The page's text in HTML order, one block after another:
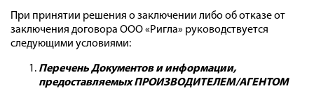
При принятии решения о заключении либо об отказе от
заключения договора ООО «Ригла» руководствуется
следующими условиями:
Перечень Документов и информации,
предоставляемых ПРОИЗВОДИТЕЛЕМ/АГЕНТОМ